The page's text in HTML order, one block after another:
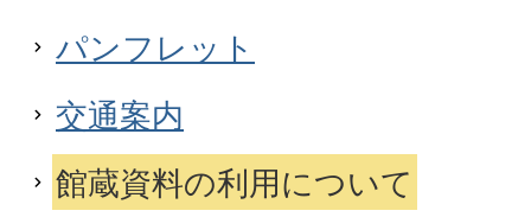
パンフレット
交通案内
館蔵資料の利用について